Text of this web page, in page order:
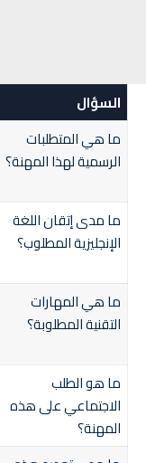
السؤال
ما هي المتطلبات
الرسمية لهذا المهنة؟
ما مدى إتقان اللغة
الإنجليزية المطلوب؟
ما هي المهارات
التقنية المطلوبة؟
ما هو الطلب
الاجتماعي على هذه
المهنة؟